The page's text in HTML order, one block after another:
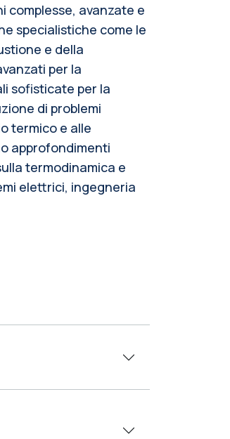
complesse, avanzate e
specialistiche come le
e della
per la
sofisticate per la
di problemi
termico e alle
approfondimenti
termodinamica e
elettrici, ingegneria